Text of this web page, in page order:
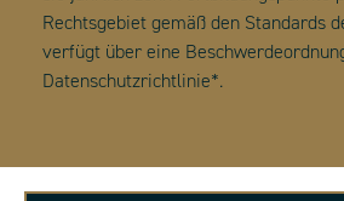
Rechtsgebiet gemäß den Standards
verfügt über eine
Datenschutzrichtlinie*.